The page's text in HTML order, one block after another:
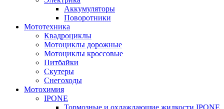
Аккумуляторы
Поворотники
Мототехника
Квадроциклы
Мотоциклы дорожные
Мотоциклы кроссовые
Питбайки
Скутеры
Снегоходы
Мотохимия
IPONE
Тормозные и охлаждающие жидкости IPONE